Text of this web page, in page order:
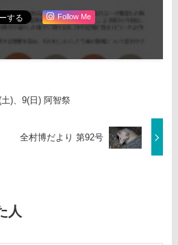
Follow Me
土)、9(日) 阿智祭
全村博だより 第92号
人